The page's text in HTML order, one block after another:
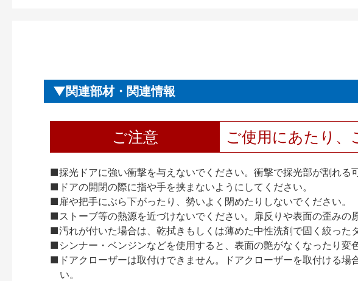
関連部材・関連情報
ご注意 ご使用にあたり、
■採光ドアに強い衝撃を与えないでください。衝撃で採光部が割れる
■ドアの開閉の際に指や手を挟まないようにしてください。
■扉や把手にぶら下がったり、勢いよく閉めたりしないでください。
■ストーブ等の熱源を近づけないでください。扉反りや表面の歪みの
■汚れが付いた場合は、乾拭きもしくは薄めた中性洗剤で固く絞った
■シンナー・ベンジンなどを使用すると、表面の艶がなくなったり変
■ドアクローザーは取付けできません。ドアクローザーを取付ける
い。